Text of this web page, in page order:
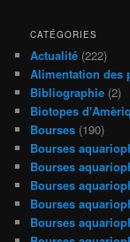
CATÉGORIES
Actualité (222)
Alimentation des
Bibliographie (2)
Biotopes
Bourses (190)
Bourses
Bourses
Bourses
Bourses
Bourses